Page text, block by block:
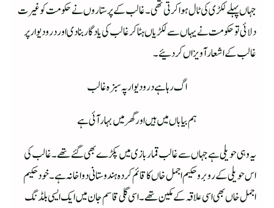
جہاں پہلے لکڑی کی ٹال ہوا کرتی تھی۔ غالب کے پرستاروں نے حکومت کو غیرت
دلائی توحکومت نے یہاں سے لکڑیاں ہٹاکر غالب کی یادگار بنادی اور درودیوارپر
غالب کے اشعار آویزاں کردئیے۔
اگ رہا ہے درودیوار پہ سبزہ غالب
ہم بیاباں میں ہیں اور گھر میں بہار آئی ہے
یہ وہی حویلی ہے جہاں سے غالب قمار بازی میں پکڑے بھی گئے تھے۔غالب کی
اس حویلی کے روبرو حکیم اجمل خاں کا قائم کردہ ہندوستانی دواخانہ ہے۔ خود حکیم
اجمل خاں بھی اسی علاقہ کے مکین تھے۔ اسی گلی قاسم جان میں ایک ایسی بلڈنگ